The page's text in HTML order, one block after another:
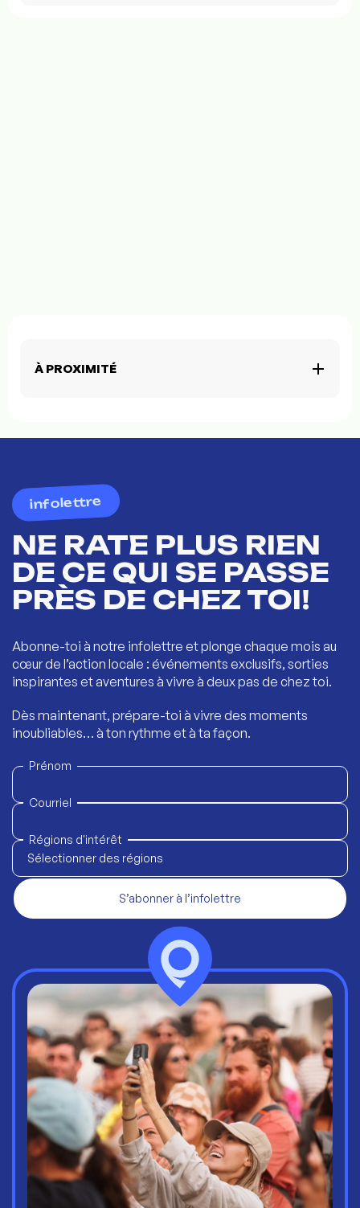
À PROXIMITÉ
infolettre
NE RATE PLUS RIEN
DE CE QUI SE PASSE
PRÈS DE CHEZ TOI!
Abonne-toi à notre infolettre et plonge chaque mois au
cœur de l’action locale : événements exclusifs, sorties
inspirantes et aventures à vivre à deux pas de chez toi.
Dès maintenant, prépare-toi à vivre des moments
inoubliables… à ton rythme et à ta façon.
Prénom
Courriel
Régions d'intérêt
Sélectionner des régions
S’abonner à l’infolettre